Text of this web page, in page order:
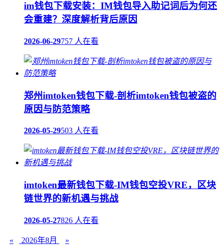
im钱包下载安装：IM钱包导入助记词后为何还
会重建？深度解析背后原因
2026-06-29757 人在看
郑州imtoken钱包下载-剖析imtoken钱包被盗的
原因与防范策略
2026-05-29503 人在看
imtoken最新钱包下载-IM钱包空投VRE，区块
链世界的新机遇与挑战
2026-05-27826 人在看
« 2026年8月 »